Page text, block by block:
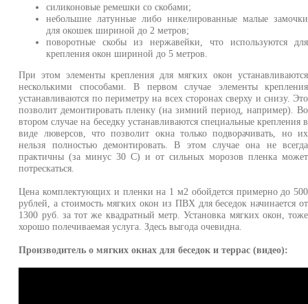
силиконовые ремешки со скобами;
небольшие латунные либо никелированные малые замочки
для окошек шириной до 2 метров;
поворотные скобы из нержавейки, что используются для
крепления окон шириной до 5 метров.
При этом элементы крепления для мягких окон устанавливаются
несколькими способами. В первом случае элементы крепления
устанавливаются по периметру на всех сторонах сверху и снизу. Это
позволит демонтировать пленку (на зимний период, например). Во
втором случае на беседку устанавливаются специальные крепления в
виде люверсов, что позволит окна только подворачивать, но их
нельзя полностью демонтировать. В этом случае она не всегда
практичны (за минус 30 С) и от сильных морозов пленка может
потрескаться.
Цена комплектующих и пленки на 1 м2 обойдется примерно до 500
рублей, а стоимость мягких окон из ПВХ для беседок начинается от
1300 руб. за тот же квадратный метр. Установка мягких окон, тоже
хорошо полечиваемая услуга. Здесь выгода очевидна.
Производитель о мягких окнах для беседок и террас (видео):